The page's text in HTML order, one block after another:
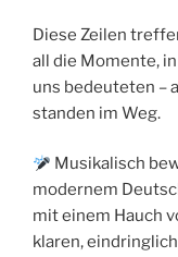
Diese Zeilen
all die Momente,
uns bedeuteten –
standen im Weg.
Musikalisch
modernem
mit einem Hauch
klaren,